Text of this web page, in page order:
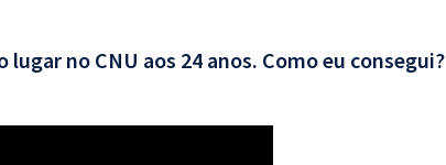
lugar no CNU aos 24 anos. Como eu consegui?